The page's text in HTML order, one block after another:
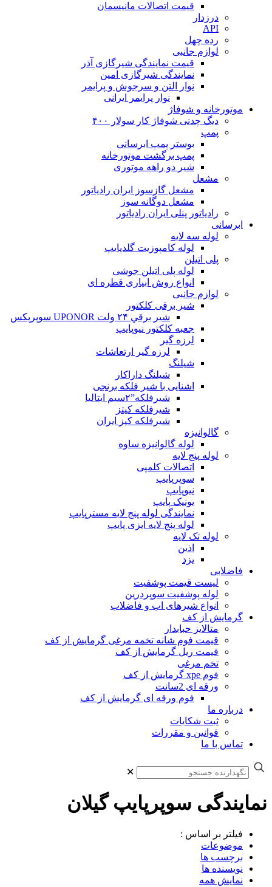
قیمت اتصالات مانیسمان
درزدار
API
رده چهل
لوازم جانبی
قیمت نمایندگی شیرگازی آذر
نمایندگی شیرگازی امین
نوار التن و سرجوش و پرایمر
نوار پرایمر ایرانی
موتورخانه و شوفاژ
دیگ چدنی شوفاژ کار سولار ۴۰۰
پمپ
بوستر پمپ ابرسانی
پمپ برگشت موتورخانه
شیر دو راهه موتوری
مشعل
مشعل گازسوز ایران رادیاتور
مشعل دوگانه سوز
رادیاتور پنلی ایران رادیاتور
ابرسانی
لوله سه لایه
لوله کامپوزیت گلدپایپ
پلی اتیلن
لوله پلی اتیلن جوشی
انواع روش ابیاری قطره ای
لوازم جانبی
شیر برقی کلکتور
شير برقي ۲۴ ولت UPONOR سوپرپکس
جعبه کلکتور نیوپایپ
لرزه گیر
لرزه گیر ارتعاشات
شیلنگ
شیلنگ داراکار
اشنایی با شیر فلکه برنجی
شیرفلکه”۲سیم ایتالیا
شیرفلکه کیتز
شیرفلکه کیز ایران
گالوانیزه
لوله گالوانیزه ساوه
لوله پنج لایه
اتصالات کلمپی
سوپرپایپ
نیوپایپ
یونیک پایپ
نمایندگی لوله پنج لایه مسترپایپ
لوله پنج لایه ایزی پایپ
لوله تک لایه
اذین
یزد
فاضلابی
لیست قیمت پوشفیت
لوله پوشفیت سوپردرین
انواع شیرهای اب و فاضلاب
گرمایش از کف
متالایز حبابدار
قیمت فوم شانه تخمه مرغی گرمایش از کف
قیمت ریل گرمایش از کف
تخم مرغی
فوم xpe گرمایش از کف
ورقه ای 2سانت
فوم ورقه ای گرمایش از کف
درباره ما
ثبت شکایات
قوانین و مقررات
تماس با ما
✕
نمایندگی سوپرپایپ گیلان
فیلتر بر اساس :
موضوعات
برچسب ها
نویسنده ها
نمایش همه